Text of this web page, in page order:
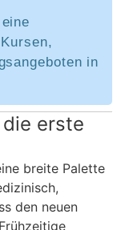
in
erste
breite Palette
den neuen